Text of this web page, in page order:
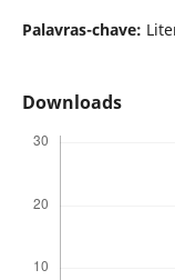
Palavras-chave:
Downloads